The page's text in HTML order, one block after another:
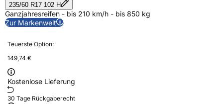
235/60 R17 102 H
Ganzjahresreifen - bis 210 km/h - bis 850 kg
Zur Markenwelt
Teuerste Option:
149,74 €
Kostenlose Lieferung
30 Tage Rückgaberecht